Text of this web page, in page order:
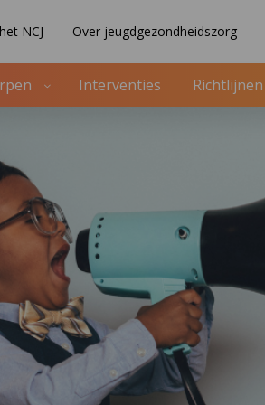
NCJ Over jeugdgezondheidszorg
Interventies Richtlijnen